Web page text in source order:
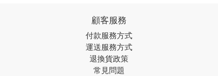
顧客服務
付款服務方式
運送服務方式
退換貨政策
常見問題